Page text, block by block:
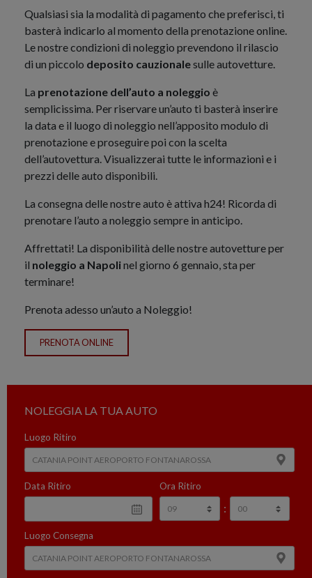
Qualsiasi sia la modalità di pagamento che preferisci, ti
basterà indicarlo al momento della prenotazione online.
Le nostre condizioni di noleggio prevendono il rilascio
di un piccolo deposito cauzionalesulle autovetture.
La prenotazione dell’auto a noleggio è
semplicissima. Per riservare un’auto ti basterà inserire
la data e il luogo di noleggio nell’apposito modulo di
prenotazione e proseguire poi con la scelta
dell’autovettura. Visualizzerai tutte le informazioni e i
prezzi delle auto disponibili.
La consegna delle nostre auto è attiva h24! Ricorda di
prenotare l’auto a noleggio sempre in anticipo.
Affrettati! La disponibilità delle nostre autovetture per
il noleggio a Napolinel giorno 6 gennaio, sta per
terminare!
Prenota adesso un’auto a Noleggio!
PRENOTA ONLINE
NOLEGGIA LA TUA AUTO
Luogo Ritiro
Data Ritiro Ora Ritiro
:
Luogo Consegna